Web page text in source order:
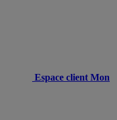
Espace client Mon